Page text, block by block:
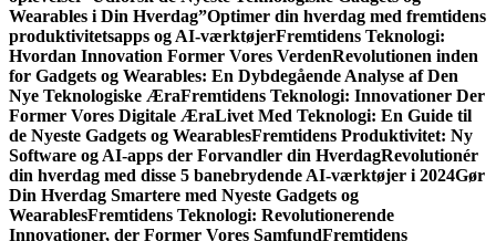
Wearables i Din Hverdag”Optimer din hverdag med fremtidens
produktivitetsapps og AI-værktøjerFremtidens Teknologi:
Hvordan Innovation Former Vores VerdenRevolutionen inden
for Gadgets og Wearables: En Dybdegående Analyse af Den
Nye Teknologiske ÆraFremtidens Teknologi: Innovationer Der
Former Vores Digitale ÆraLivet Med Teknologi: En Guide til
de Nyeste Gadgets og WearablesFremtidens Produktivitet: Ny
Software og AI-apps der Forvandler din HverdagRevolutionér
din hverdag med disse 5 banebrydende AI-værktøjer i 2024Gør
Din Hverdag Smartere med Nyeste Gadgets og
WearablesFremtidens Teknologi: Revolutionerende
Innovationer, der Former Vores SamfundFremtidens